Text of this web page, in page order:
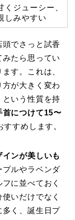
くジューシー、
しみやすい
でさっと試香
たら思ってい
す。これは、
が大きく変わ
という性質を持
首につけて15〜
すすめします。
インが美しいも
プルやラベンダ
に並べておく
いだけでなく
多く、誕生日プ